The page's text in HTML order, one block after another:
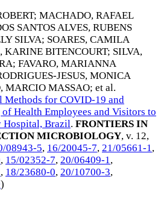
; MACHADO, RAFAEL
SANTOS ALVES, RUBENS
SILVA; SOARES, CAMILA
KARINE BITENCOURT; SILVA,
; FAVARO, MARIANNA
JESUS, MONICA
MARCIO MASSAO; et al.
Methods for COVID-19 and
Health Employees and Visitors to
Hospital, Brazil. FRONTIERS IN
MICROBIOLOGY, v. 12,
08943-5, 16/20045-7, 21/05661-1,
, 15/02352-7, 20/06409-1,
, 18/23680-0, 20/10700-3,
)